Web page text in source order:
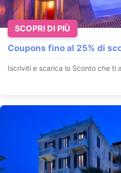
Coupons fino al 25% di
Iscriviti e scarica lo Sconto che ti
SCOPRI DI PIÙ